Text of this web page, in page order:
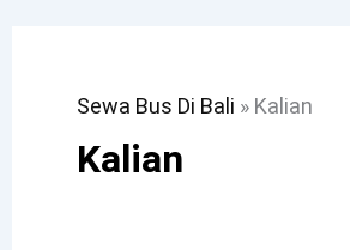
Sewa Bus Di Bali » Kalian
Kalian